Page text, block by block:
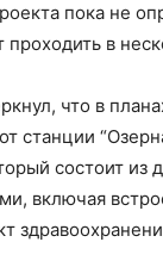
пока не
проходить в
что в
станции
состоит из
включая